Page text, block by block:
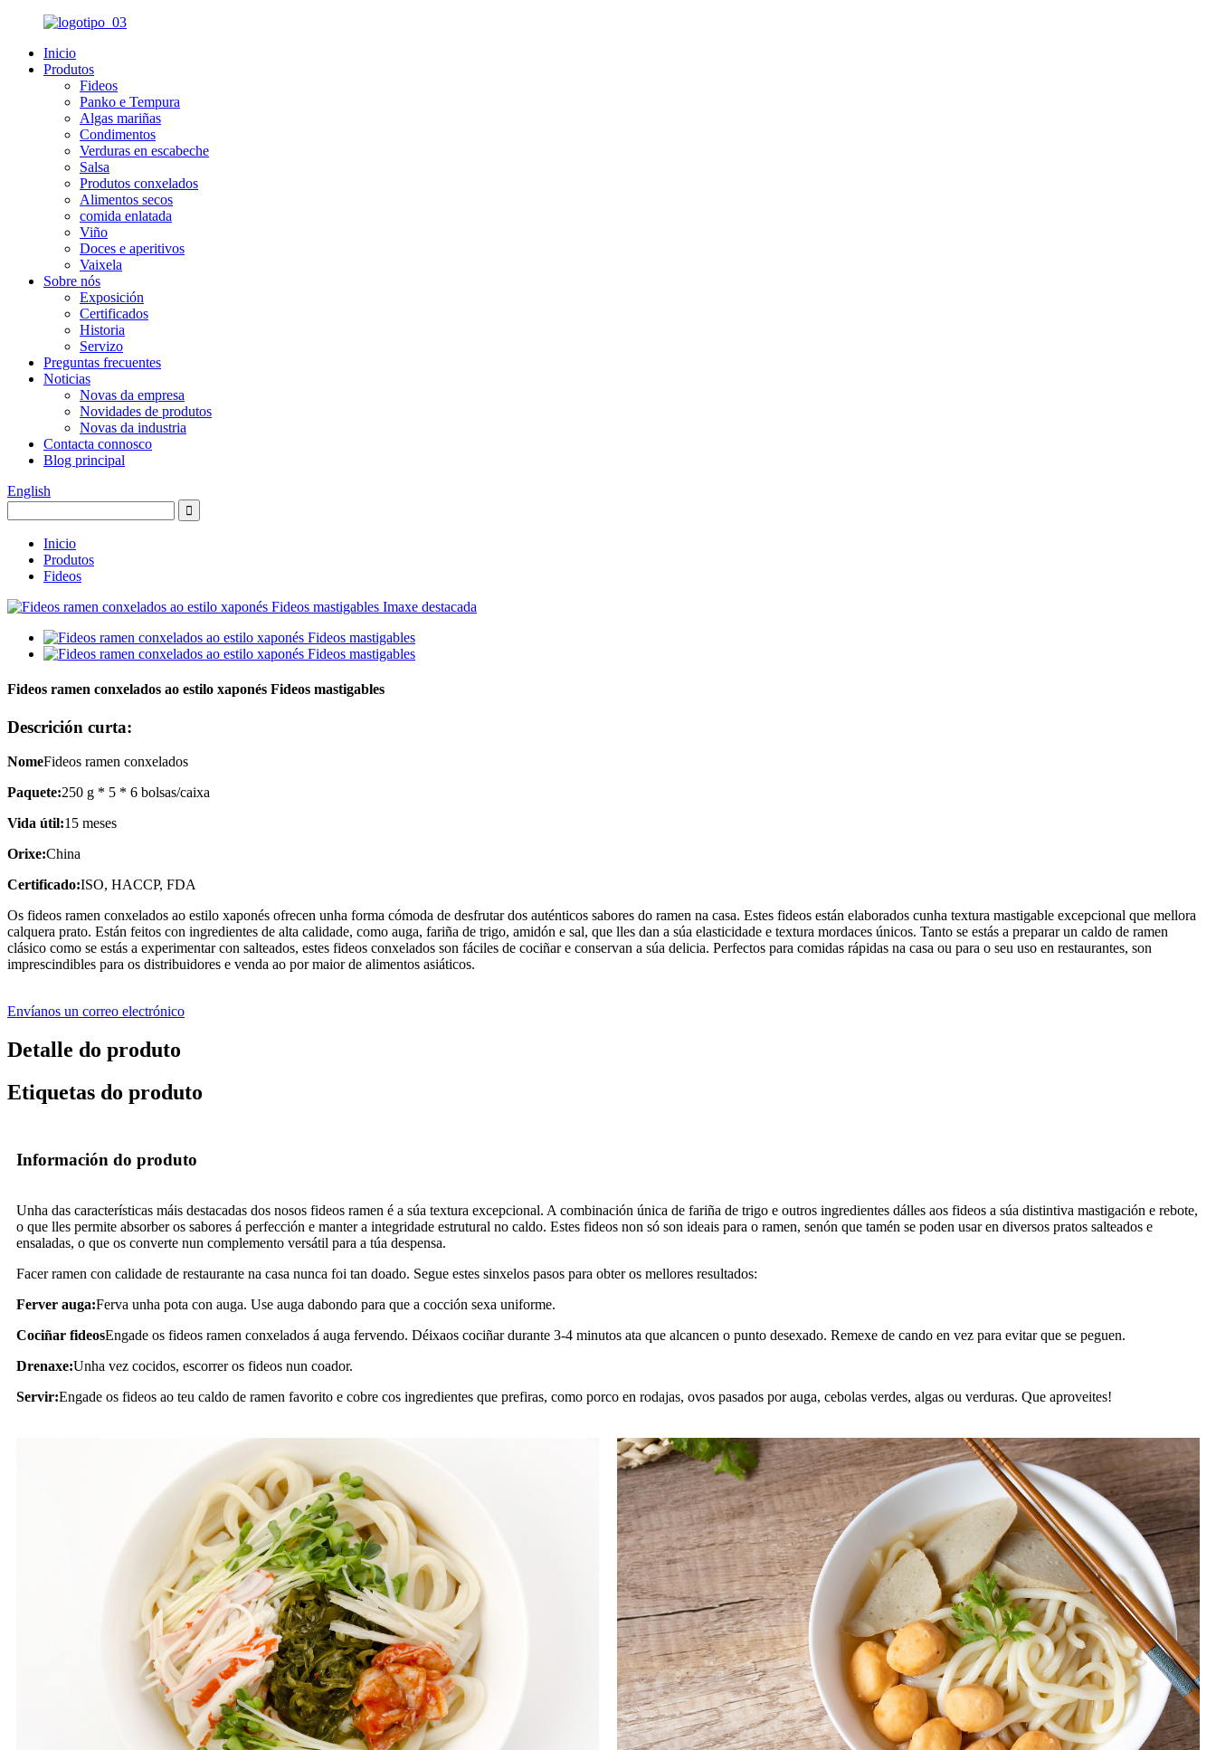
Inicio
Produtos
Fideos
Panko e Tempura
Algas mariñas
Condimentos
Verduras en escabeche
Salsa
Produtos conxelados
Alimentos secos
comida enlatada
Viño
Doces e aperitivos
Vaixela
Sobre nós
Exposición
Certificados
Historia
Servizo
Preguntas frecuentes
Noticias
Novas da empresa
Novidades de produtos
Novas da industria
Contacta connosco
Blog principal
English
Inicio
Produtos
Fideos
Fideos ramen conxelados ao estilo xaponés Fideos mastigables
Descrición curta:
NomeFideos ramen conxelados
Paquete:250 g * 5 * 6 bolsas/caixa
Vida útil:15 meses
Orixe:China
Certificado:ISO, HACCP, FDA
Os fideos ramen conxelados ao estilo xaponés ofrecen unha forma cómoda de desfrutar dos auténticos sabores do ramen na casa. Estes fideos están elaborados cunha textura mastigable excepcional que mellora
calquera prato. Están feitos con ingredientes de alta calidade, como auga, fariña de trigo, amidón e sal, que lles dan a súa elasticidade e textura mordaces únicos. Tanto se estás a preparar un caldo de ramen
clásico como se estás a experimentar con salteados, estes fideos conxelados son fáciles de cociñar e conservan a súa delicia. Perfectos para comidas rápidas na casa ou para o seu uso en restaurantes, son
imprescindibles para os distribuidores e venda ao por maior de alimentos asiáticos.
Envíanos un correo electrónico
Detalle do produto
Etiquetas do produto
Información do produto
Unha das características máis destacadas dos nosos fideos ramen é a súa textura excepcional. A combinación única de fariña de trigo e outros ingredientes dálles aos fideos a súa distintiva mastigación e rebote,
o que lles permite absorber os sabores á perfección e manter a integridade estrutural no caldo. Estes fideos non só son ideais para o ramen, senón que tamén se poden usar en diversos pratos salteados e
ensaladas, o que os converte nun complemento versátil para a túa despensa.
Facer ramen con calidade de restaurante na casa nunca foi tan doado. Segue estes sinxelos pasos para obter os mellores resultados:
Ferver auga:Ferva unha pota con auga. Use auga dabondo para que a cocción sexa uniforme.
Cociñar fideosEngade os fideos ramen conxelados á auga fervendo. Déixaos cociñar durante 3-4 minutos ata que alcancen o punto desexado. Remexe de cando en vez para evitar que se peguen.
Drenaxe:Unha vez cocidos, escorrer os fideos nun coador.
Servir:Engade os fideos ao teu caldo de ramen favorito e cobre cos ingredientes que prefiras, como porco en rodajas, ovos pasados ​​por auga, cebolas verdes, algas ou verduras. Que aproveites!